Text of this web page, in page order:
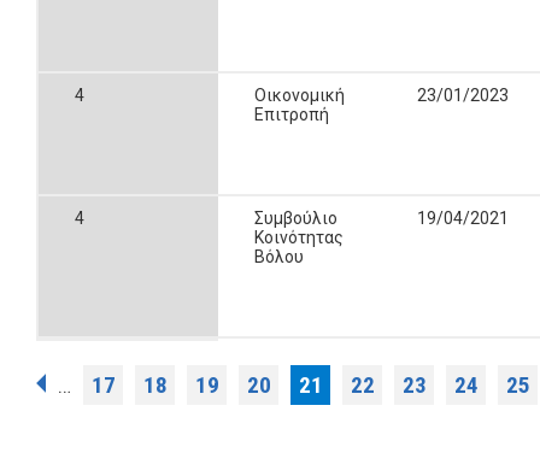
4
Οικονομική
Επιτροπή
23/01/2023
4
Συμβούλιο
Κοινότητας
Βόλου
19/04/2021
Σελίδες
… 17 18 19 20 21 22 23 24 25